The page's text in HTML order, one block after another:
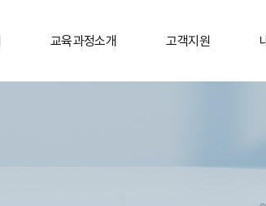
교육과정소개 고객지원